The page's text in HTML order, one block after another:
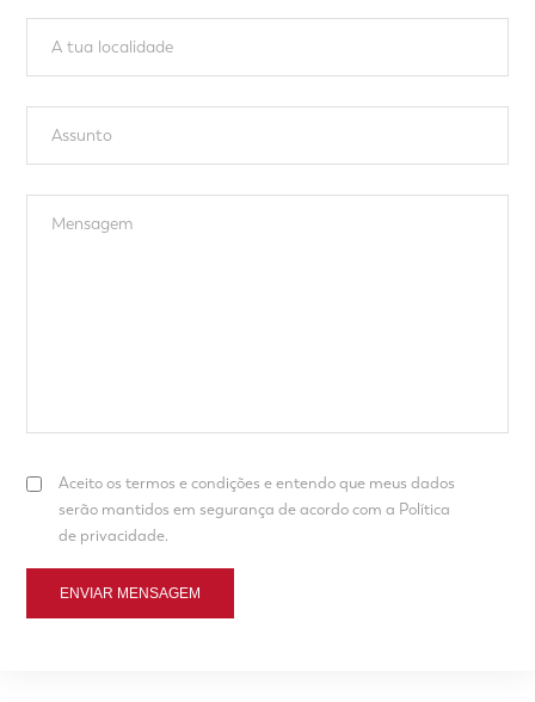
Aceito os termos e condições e entendo que meus dados
serão mantidos em segurança de acordo com a Política
de privacidade.
ENVIAR MENSAGEM